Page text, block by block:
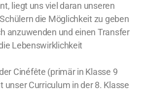
liegt uns viel daran unseren
die Möglichkeit zu geben
anzuwenden und einen Transfer
Lebenswirklichkeit
Cinéfête (primär in Klasse 9
unser Curriculum in der 8. Klasse